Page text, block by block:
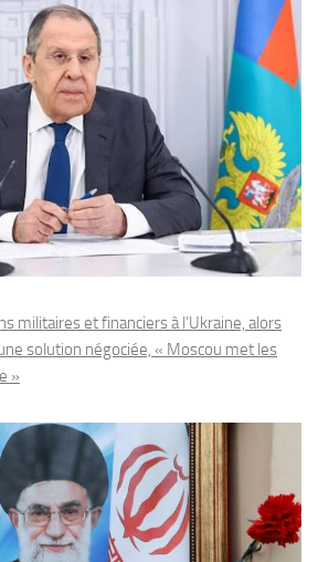
militaires et financiers à l’Ukraine, alors
solution négociée, « Moscou met les
»